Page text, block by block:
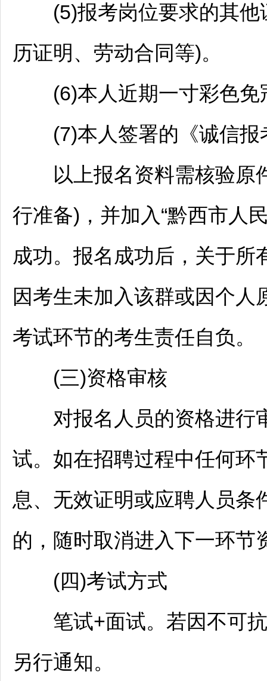
(5)报考岗位要求的其他
历证明、劳动合同等)。
(6)本人近期一寸彩色免
(7)本人签署的《诚信报
以上报名资料需核验原
行准备)，并加入“黔西市人
成功。报名成功后，关于所
因考生未加入该群或因个人
考试环节的考生责任自负。
(三)资格审核
对报名人员的资格进行
试。如在招聘过程中任何环
息、无效证明或应聘人员条
的，随时取消进入下一环节
(四)考试方式
笔试+面试。若因不可抗
另行通知。